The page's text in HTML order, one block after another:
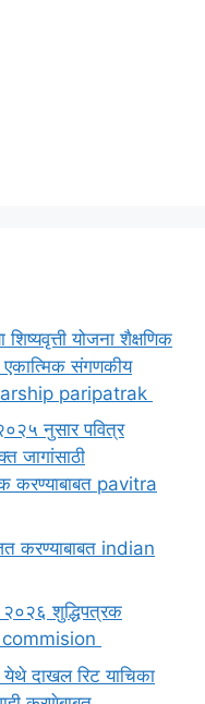
शिष्यवृत्ती योजना शैक्षणिक
एकात्मिक संगणकीय
paripatrak
२०२५ नुसार पवित्र
जागांसाठी
करण्याबाबत pavitra
करण्याबाबत indian
२०२६ शुद्धिपत्रक
दाखल रिट याचिका